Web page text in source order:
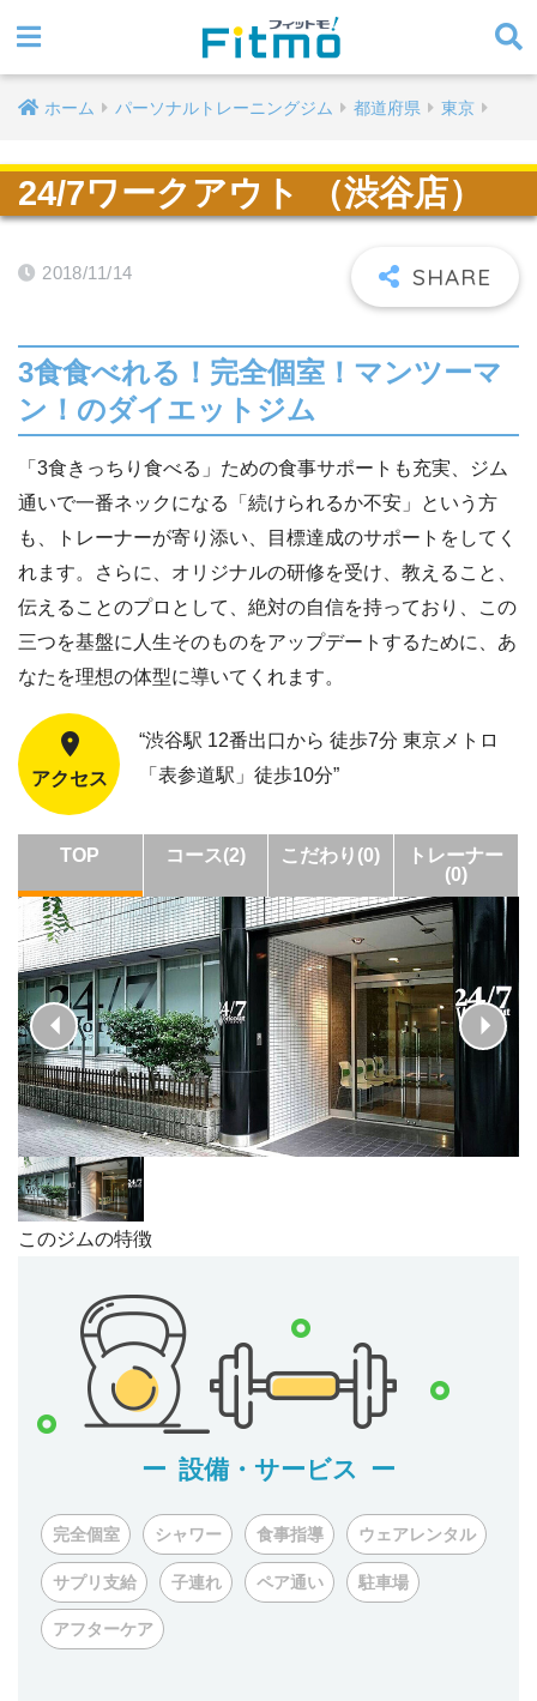
ホーム パーソナルトレーニングジム 都道府県 東京
24/7ワークアウト （渋谷店）
2018/11/14
3食食べれる！完全個室！マンツーマ
ン！のダイエットジム
「3食きっちり食べる」ための食事サポートも充実、ジム
通いで一番ネックになる「続けられるか不安」という方
も、トレーナーが寄り添い、目標達成のサポートをしてく
れます。さらに、オリジナルの研修を受け、教えること、
伝えることのプロとして、絶対の自信を持っており、この
三つを基盤に人生そのものをアップデートするために、あ
なたを理想の体型に導いてくれます。
アクセス
“渋谷駅 12番出口から 徒歩7分 東京メトロ
「表参道駅」徒歩10分”
TOP コース(2) こだわり(0)
トレーナー
(0)
このジムの特徴
設備・サービス
完全個室 シャワー 食事指導 ウェアレンタル
サプリ支給 子連れ ペア通い 駐車場
アフターケア